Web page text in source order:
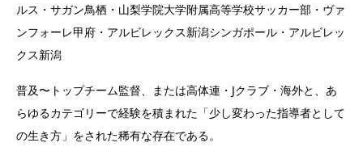
ルス・サガン鳥栖・山梨学院大学附属高等学校サッカー部・ヴァ
ンフォーレ甲府・アルビレックス新潟シンガポール・アルビレッ
クス新潟
普及〜トップチーム監督、または高体連・Jクラブ・海外と、あ
らゆるカテゴリーで経験を積まれた「少し変わった指導者として
の生き方」をされた稀有な存在である。